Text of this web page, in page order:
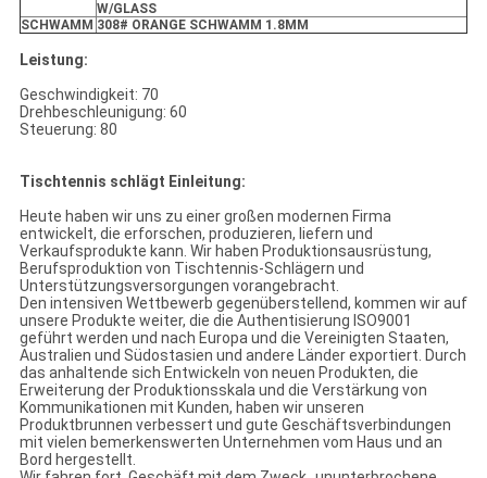
W/GLASS
SCHWAMM 308# ORANGE SCHWAMM 1.8MM
Leistung:
Geschwindigkeit: 70
Drehbeschleunigung: 60
Steuerung: 80
Tischtennis schlägt Einleitung:
Heute haben wir uns zu einer großen modernen Firma
entwickelt, die erforschen, produzieren, liefern und
Verkaufsprodukte kann. Wir haben Produktionsausrüstung,
Berufsproduktion von Tischtennis-Schlägern und
Unterstützungsversorgungen vorangebracht.
Den intensiven Wettbewerb gegenüberstellend, kommen wir auf
unsere Produkte weiter, die die Authentisierung ISO9001
geführt werden und nach Europa und die Vereinigten Staaten,
Australien und Südostasien und andere Länder exportiert. Durch
das anhaltende sich Entwickeln von neuen Produkten, die
Erweiterung der Produktionsskala und die Verstärkung von
Kommunikationen mit Kunden, haben wir unseren
Produktbrunnen verbessert und gute Geschäftsverbindungen
mit vielen bemerkenswerten Unternehmen vom Haus und an
Bord hergestellt.